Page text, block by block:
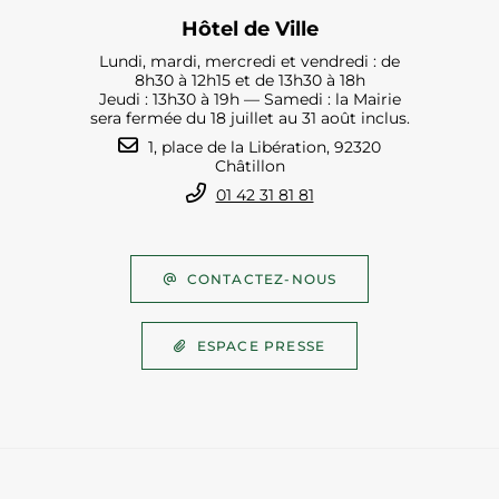
Hôtel de Ville
Lundi, mardi, mercredi et vendredi : de
8h30 à 12h15 et de 13h30 à 18h
Jeudi : 13h30 à 19h — Samedi : la Mairie
sera fermée du 18 juillet au 31 août inclus.
1, place de la Libération, 92320
Châtillon
01 42 31 81 81
CONTACTEZ-NOUS
ESPACE PRESSE